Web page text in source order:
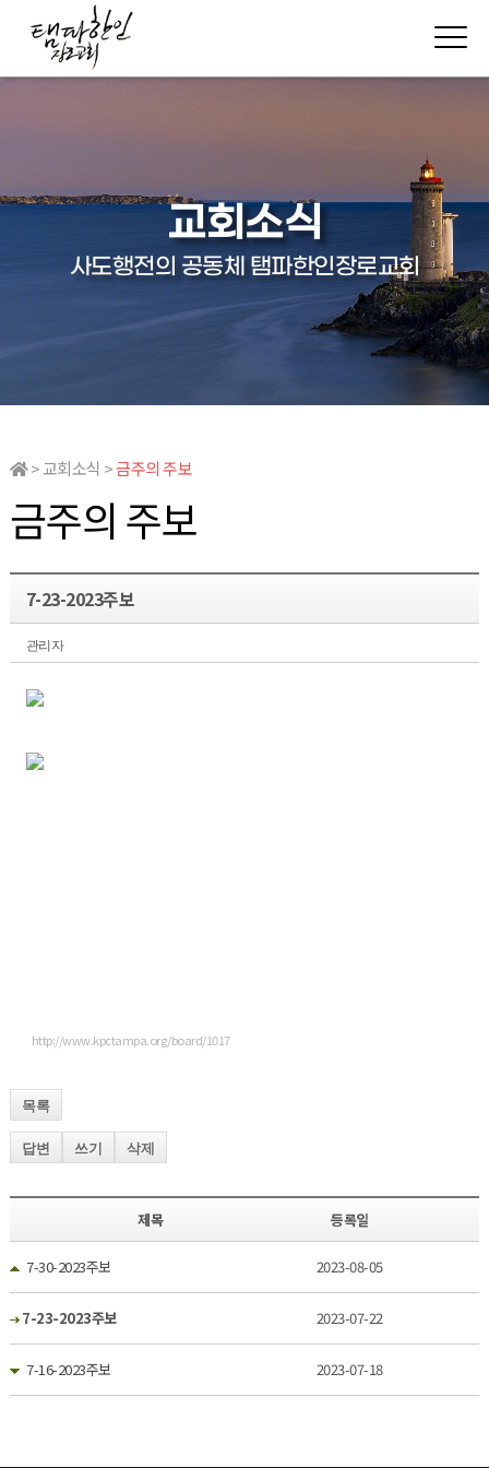
교회소식
사도행전의 공동체 탬파한인장로교회
> 교회소식 >금주의 주보
금주의 주보
7-23-2023주보
관리자
http://www.kpctampa.org/board/1017
목록
답변 쓰기 삭제
제목 등록일
7-30-2023주보 2023-08-05
7-23-2023주보 2023-07-22
7-16-2023주보 2023-07-18